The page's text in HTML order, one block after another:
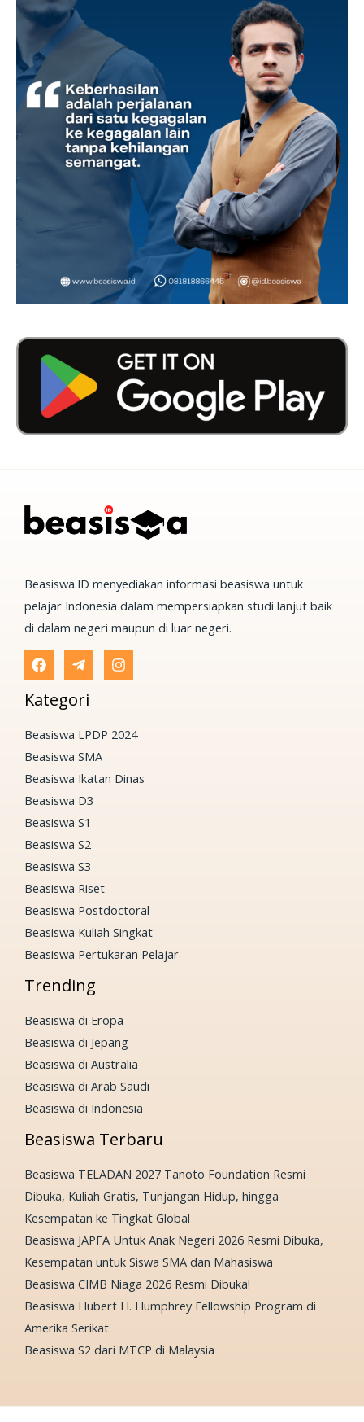
Beasiswa.ID menyediakan informasi beasiswa untuk
pelajar Indonesia dalam mempersiapkan studi lanjut baik
di dalam negeri maupun di luar negeri.
Kategori
Beasiswa LPDP 2024
Beasiswa SMA
Beasiswa Ikatan Dinas
Beasiswa D3
Beasiswa S1
Beasiswa S2
Beasiswa S3
Beasiswa Riset
Beasiswa Postdoctoral
Beasiswa Kuliah Singkat
Beasiswa Pertukaran Pelajar
Trending
Beasiswa di Eropa
Beasiswa di Jepang
Beasiswa di Australia
Beasiswa di Arab Saudi
Beasiswa di Indonesia
Beasiswa Terbaru
Beasiswa TELADAN 2027 Tanoto Foundation Resmi
Dibuka, Kuliah Gratis, Tunjangan Hidup, hingga
Kesempatan ke Tingkat Global
Beasiswa JAPFA Untuk Anak Negeri 2026 Resmi Dibuka,
Kesempatan untuk Siswa SMA dan Mahasiswa
Beasiswa CIMB Niaga 2026 Resmi Dibuka!
Beasiswa Hubert H. Humphrey Fellowship Program di
Amerika Serikat
Beasiswa S2 dari MTCP di Malaysia